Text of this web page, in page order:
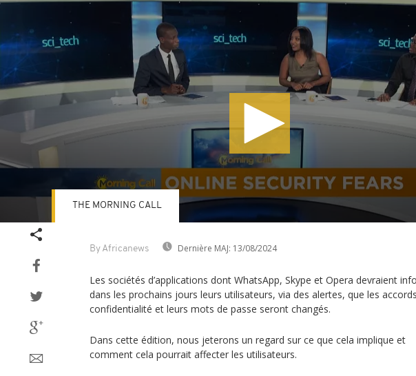
By Africanews Dernière MAJ: 13/08/2024
THE MORNING CALL
Les sociétés d’applications dont WhatsApp, Skype et Opera devraient
dans les prochains jours leurs utilisateurs, via des alertes, que les
confidentialité et leurs mots de passe seront changés.
Dans cette édition, nous jeterons un regard sur ce que cela implique et
comment cela pourrait affecter les utilisateurs.